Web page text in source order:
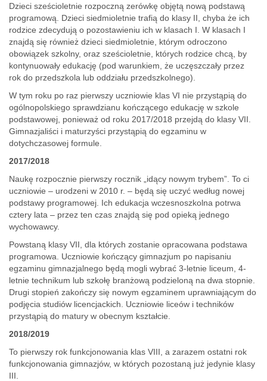
Dzieci sześcioletnie rozpoczną zerówkę objętą nową podstawą
programową. Dzieci siedmioletnie trafią do klasy II, chyba że ich
rodzice zdecydują o pozostawieniu ich w klasach I. W klasach I
znajdą się również dzieci siedmioletnie, którym odroczono
obowiązek szkolny, oraz sześcioletnie, których rodzice chcą, by
kontynuowały edukację (pod warunkiem, że uczęszczały przez
rok do przedszkola lub oddziału przedszkolnego).
W tym roku po raz pierwszy uczniowie klas VI nie przystąpią do
ogólnopolskiego sprawdzianu kończącego edukację w szkole
podstawowej, ponieważ od roku 2017/2018 przejdą do klasy VII.
Gimnazjaliści i maturzyści przystąpią do egzaminu w
dotychczasowej formule.
2017/2018
Naukę rozpocznie pierwszy rocznik „idący nowym trybem”. To ci
uczniowie – urodzeni w 2010 r. – będą się uczyć według nowej
podstawy programowej. Ich edukacja wczesnoszkolna potrwa
cztery lata – przez ten czas znajdą się pod opieką jednego
wychowawcy.
Powstaną klasy VII, dla których zostanie opracowana podstawa
programowa. Uczniowie kończący gimnazjum po napisaniu
egzaminu gimnazjalnego będą mogli wybrać 3-letnie liceum, 4-
letnie technikum lub szkołę branżową podzieloną na dwa stopnie.
Drugi stopień zakończy się nowym egzaminem uprawniającym do
podjęcia studiów licencjackich. Uczniowie liceów i techników
przystąpią do matury w obecnym kształcie.
2018/2019
To pierwszy rok funkcjonowania klas VIII, a zarazem ostatni rok
funkcjonowania gimnazjów, w których pozostaną już jedynie klasy
III.